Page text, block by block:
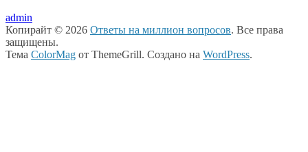
admin
Копирайт © 2026 Ответы на миллион вопросов. Все права
защищены.
Тема ColorMag от ThemeGrill. Создано на WordPress.